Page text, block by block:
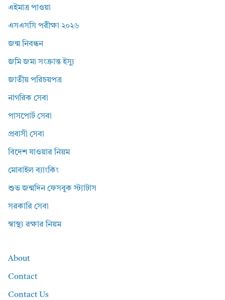
এইমাত্র পাওয়া
এসএসসি পরীক্ষা ২০২৬
জন্ম নিবন্ধন
জমি জমা সংক্রান্ত ইস্যু
জাতীয় পরিচয়পত্র
নাগরিক সেবা
পাসপোর্ট সেবা
প্রবাসী সেবা
বিদেশ যাওয়ার নিয়ম
মোবাইল ব্যাংকিং
শুভ জন্মদিন ফেসবুক স্ট্যাটাস
সরকারি সেবা
স্বাস্থ্য রক্ষার নিয়ম
About
Contact
Contact Us